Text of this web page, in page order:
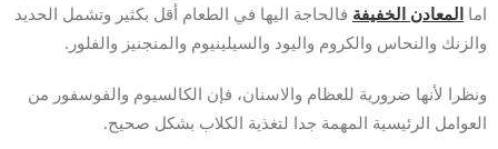
اما المعادن الخفيفة فالحاجة اليها في الطعام أقل بكثير وتشمل الحديد
والزنك والنحاس والكروم واليود والسيلينيوم والمنجنيز والفلور.
ونظرا لأنها ضرورية للعظام والاسنان، فإن الكالسيوم والفوسفور من
العوامل الرئيسية المهمة جدا لتغذية الكلاب بشكل صحيح.